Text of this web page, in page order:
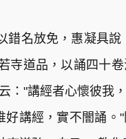
名放免，惠凝具
寺道品，以誦四十
："講經者心懷彼我
講經，實不闇誦